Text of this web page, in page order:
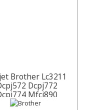
Brother Lc3211
Dcpj772
Mfcj890
Paquete 4